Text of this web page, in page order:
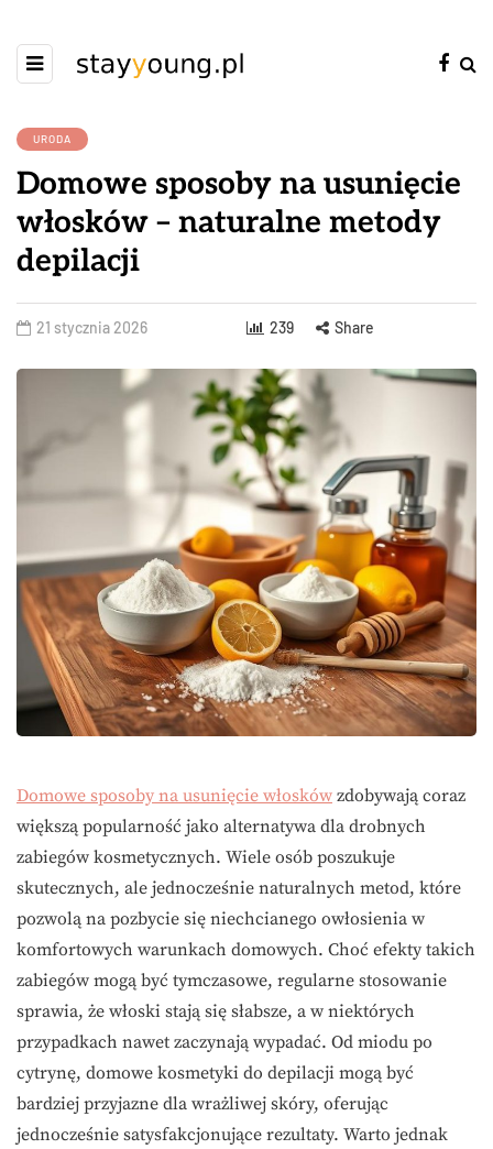
URODA
Domowe sposoby na usunięcie
włosków – naturalne metody
depilacji
21 stycznia 2026 239 Share
Domowe sposoby na usunięcie włosków zdobywają coraz
większą popularność jako alternatywa dla drobnych
zabiegów kosmetycznych. Wiele osób poszukuje
skutecznych, ale jednocześnie naturalnych metod, które
pozwolą na pozbycie się niechcianego owłosienia w
komfortowych warunkach domowych. Choć efekty takich
zabiegów mogą być tymczasowe, regularne stosowanie
sprawia, że włoski stają się słabsze, a w niektórych
przypadkach nawet zaczynają wypadać. Od miodu po
cytrynę, domowe kosmetyki do depilacji mogą być
bardziej przyjazne dla wrażliwej skóry, oferując
jednocześnie satysfakcjonujące rezultaty. Warto jednak